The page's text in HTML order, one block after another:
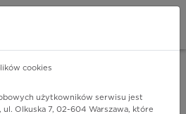
cookies
użytkowników serwisu jest
ul. Olkuska 7, 02-604 Warszawa, które
Google Play INSTALUJ